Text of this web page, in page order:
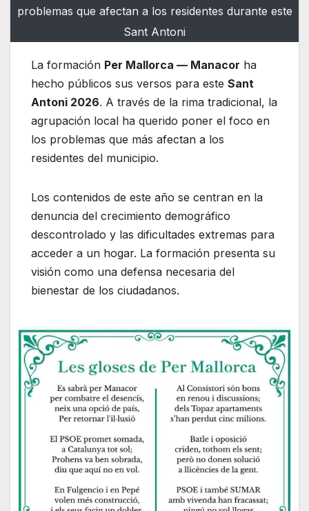
problemas que afectan a los residentes durante este
Sant Antoni
La formación Per Mallorca — Manacor ha
hecho públicos sus versos para este Sant
Antoni 2026. A través de la rima tradicional, la
agrupación local ha querido poner el foco en
los problemas que más afectan a los
residentes del municipio.
Los contenidos de este año se centran en la
denuncia del crecimiento demográfico
descontrolado y las dificultades extremas para
acceder a un hogar. La formación presenta su
visión como una defensa necesaria del
bienestar de los ciudadanos.